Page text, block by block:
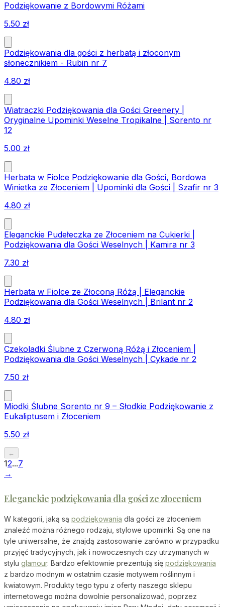
Podziękowanie z Bordowymi Różami
5.50 zł
Podziękowania dla gości z herbatą i złoconym
słonecznikiem - Rubin nr 7
4.80 zł
Wiatraczki Podziękowania dla Gości Greenery |
Oryginalne Upominki Weselne Tropikalne | Sorento nr
12
5.00 zł
Herbata w Fiolce Podziękowanie dla Gości, Bordowa
Winietka ze Złoceniem | Upominki dla Gości | Szafir nr 3
4.80 zł
Eleganckie Pudełeczka ze Złoceniem na Cukierki |
Podziękowania dla Gości Weselnych | Kamira nr 3
7.30 zł
Herbata w Fiolce ze Złoconą Różą | Eleganckie
Podziękowania dla Gości Weselnych | Brilant nr 2
4.80 zł
Czekoladki Ślubne z Czerwoną Różą i Złoceniem |
Podziękowania dla Gości Weselnych | Cykade nr 2
7.50 zł
Miodki Ślubne Sorento nr 9 – Słodkie Podziękowanie z
Eukaliptusem i Złoceniem
5.50 zł
←
12...7
→
Eleganckie podziękowania dla gościze złoceniem
W kategorii, jaką są podziękowania dla gości ze złoceniem
znaleźć można różnego rodzaju, stylowe upominki. Są one na
tyle uniwersalne, że znajdą zastosowanie zarówno w przypadku
przyjęć tradycyjnych, jak i nowoczesnych czy utrzymanych w
stylu glamour. Bardzo efektownie prezentują się podziękowania
z bardzo modnym w ostatnim czasie motywem roślinnym i
kwiatowym. Produkty tego typu z oferty naszego sklepu
internetowego można dowolnie personalizować, poprzez